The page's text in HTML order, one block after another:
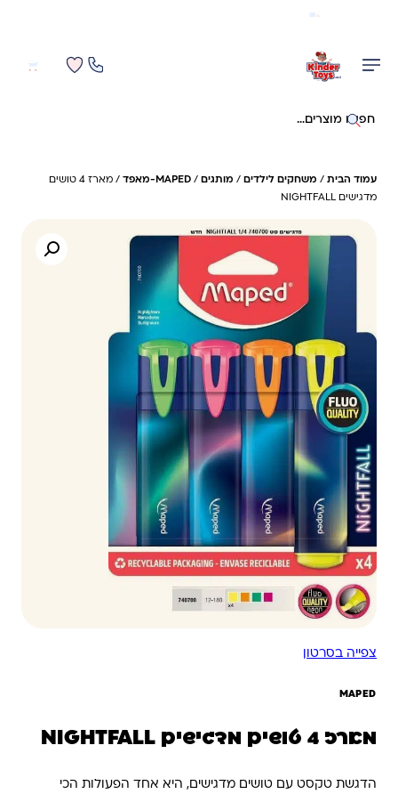
חיפוש באתר
עמוד הבית / משחקים לילדים / מותגים / MAPED-מאפד
/ מארז 4 טושים
מדגישים NIGHTFALL
צפייה בסרטון
MAPED
מארז 4 טושים מדגישים NIGHTFALL
הדגשת טקסט עם טושים מדגישים, היא אחד הפעולות הכי